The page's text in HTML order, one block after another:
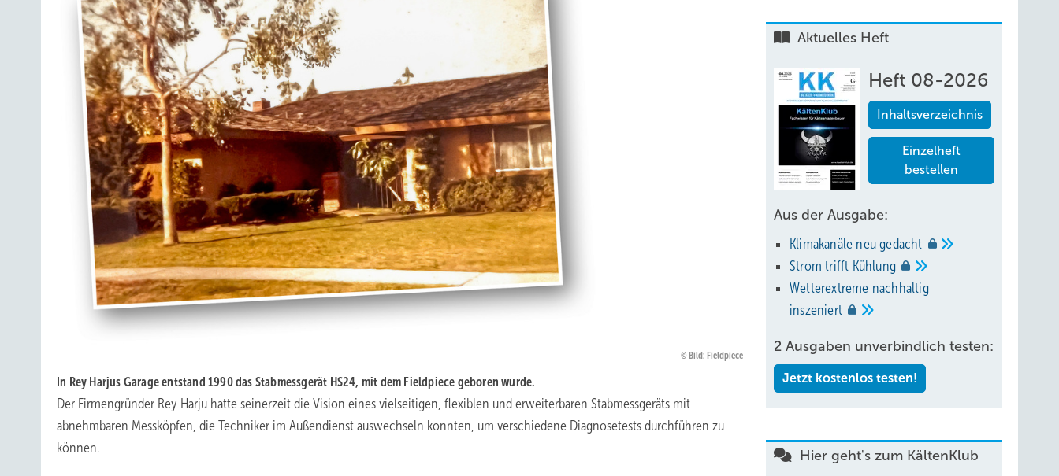
Bild: Fieldpiece
In Rey Harjus Garage entstand 1990 das Stabmessgerät HS24, mit dem Fieldpiece geboren wurde.
Der Firmengründer Rey Harju hatte seinerzeit die Vision eines vielseitigen, flexiblen und erweiterbaren Stabmessgeräts mit
abnehmbaren Messköpfen, die Techniker im Außendienst auswechseln konnten, um verschiedene Diagnosetests durchführen zu
können.
Aktuelles Heft
Heft 08-2026
Inhaltsverzeichnis
Einzelheft
bestellen
Aus der Ausgabe:
Klimakanäle neugedacht
Strom trifft Kühlung
Wetterextreme nachhaltig
inszeniert
2 Ausgaben unverbindlich testen:
Jetzt kostenlos testen!
Hier geht's zum KältenKlub